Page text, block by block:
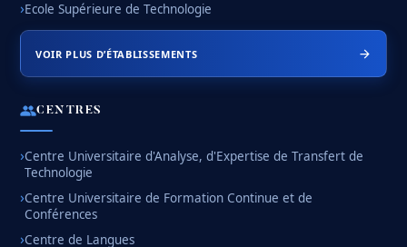
Ecole Supérieure de Technologie
VOIR PLUS D’ÉTABLISSEMENTS
CENTRES
Centre Universitaire d'Analyse, d'Expertise de Transfert de
Technologie
Centre Universitaire de Formation Continue et de
Conférences
Centre de Langues